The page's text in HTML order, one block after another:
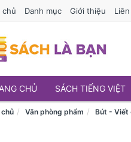
chủ Danh mục Giới thiệu
CHỦ SÁCH TIẾNG VIỆT
Văn phòng phẩm Bút - Viết